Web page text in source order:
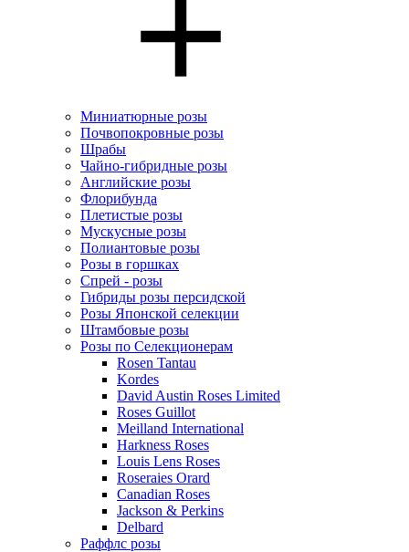
Миниатюрные розы
Почвопокровные розы
Шрабы
Чайно-гибридные розы
Английские розы
Флорибунда
Плетистые розы
Мускусные розы
Полиантовые розы
Розы в горшках
Спрей - розы
Гибриды розы персидской
Розы Японской селекции
Штамбовые розы
Розы по Селекционерам
Rosen Tantau
Kordes
David Austin Roses Limited
Roses Guillot
Meilland International
Harkness Roses
Louis Lens Roses
Roseraies Orard
Canadian Roses
Jackson & Perkins
Delbard
Раффлс розы